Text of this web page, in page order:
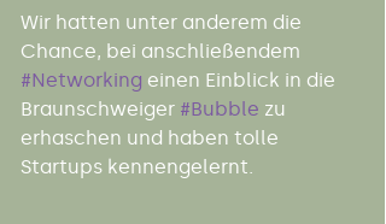
Wir hatten unter anderem die
Chance, bei anschließendem
#Networking einen Einblick in die
Braunschweiger #Bubble zu
erhaschen und haben tolle
Startups kennengelernt.